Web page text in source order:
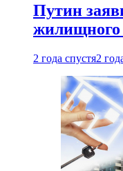
Путин
жилищного
2 года спустя2